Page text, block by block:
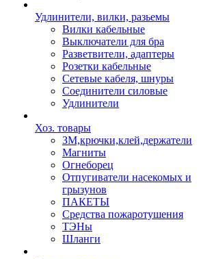
Удлинители, вилки, разьемы
Вилки кабельные
Выключатели для бра
Разветвители, адаптеры
Розетки кабельные
Сетевые кабеля, шнуры
Соединители силовые
Удлинители
Хоз. товары
ЗМ,крючки,клей,держатели
Магниты
Огнеборец
Отпугиватели насекомых и
грызунов
ПАКЕТЫ
Средства пожаротушения
ТЭНы
Шланги